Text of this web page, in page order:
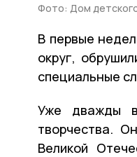
Фото: Дом детского
В первые
округ,
специальные
Уже дважды
творчества.
Великой